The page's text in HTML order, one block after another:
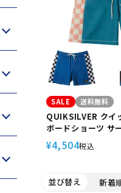
SALE 送料無料
QUIKSILVER クイ
ボードショーツ サ
ーフショーツ サー
ウエストゴム バッ
17NB
¥4,504税込
並び替え 新着